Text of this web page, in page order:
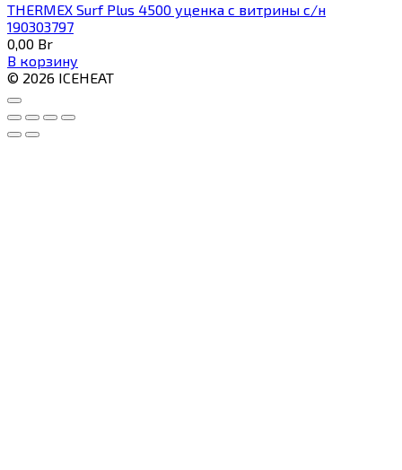
THERMEX Surf Plus 4500 уценка с витрины с/н
190303797
0,00 Br
В корзину
© 2026 ICEHEAT